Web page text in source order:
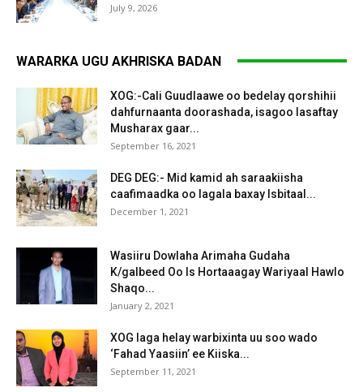
July 9, 2026
WARARKA UGU AKHRISKA BADAN
XOG:-Cali Guudlaawe oo bedelay qorshihii
dahfurnaanta doorashada, isagoo lasaftay
Musharax gaar...
September 16, 2021
DEG DEG:- Mid kamid ah saraakiisha
caafimaadka oo lagala baxay Isbitaal...
December 1, 2021
Wasiiru Dowlaha Arimaha Gudaha
K/galbeed Oo Is Hortaaagay Wariyaal Hawlo
Shaqo...
January 2, 2021
XOG laga helay warbixinta uu soo wado
‘Fahad Yaasiin’ ee Kiiska...
September 11, 2021